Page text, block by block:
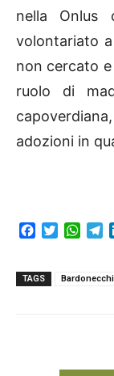
nella
volontariato
non cercato
ruolo di
adozioni in
e
t
W
t
e
TAGS